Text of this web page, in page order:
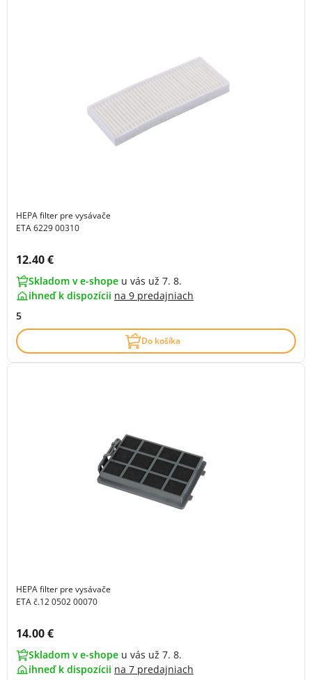
HEPA filter pre vysávače
ETA 6229 00310
Cena s DPH:
12.40 €
Skladom v e-shope u vás už 7. 8.
ihneď k dispozícii na 9 predajniach
5
Do košíka
HEPA filter pre vysávače
ETA č.12 0502 00070
Cena s DPH:
14.00 €
Skladom v e-shope u vás už 7. 8.
ihneď k dispozícii na 7 predajniach